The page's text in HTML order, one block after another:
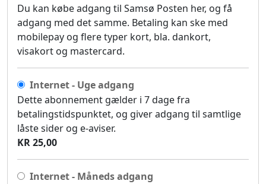
Du kan købe adgang til Samsø Posten her, og få
adgang med det samme. Betaling kan ske med
mobilepay og flere typer kort, bla. dankort,
visakort og mastercard.
Internet - Uge adgang
Dette abonnement gælder i 7 dage fra
betalingstidspunktet, og giver adgang til samtlige
låste sider og e-aviser.
KR 25,00
Internet - Måneds adgang